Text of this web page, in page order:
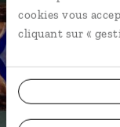
cookies vous
cliquant sur «
Grande Muraille